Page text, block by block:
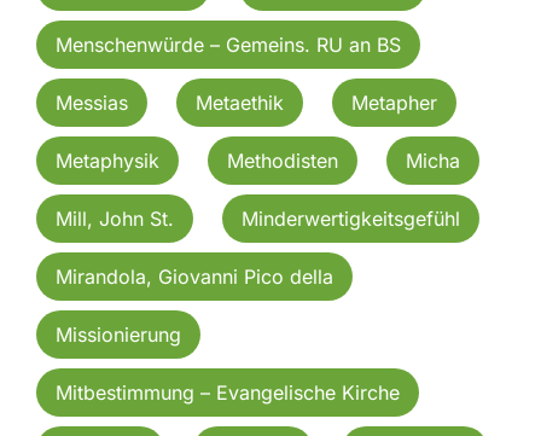
Menschenwürde – Gemeins. RU an BS
Messias Metaethik Metapher
Metaphysik Methodisten Micha
Mill, John St. Minderwertigkeitsgefühl
Mirandola, Giovanni Pico della
Missionierung
Mitbestimmung – Evangelische Kirche